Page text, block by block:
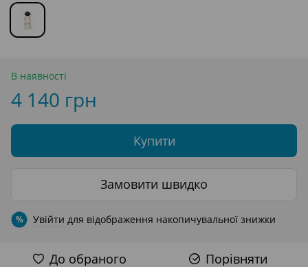
В наявності
4 140 грн
Купити
Замовити швидко
% Увійти для відображення накопичувальної знижки
До обраного Порівняти